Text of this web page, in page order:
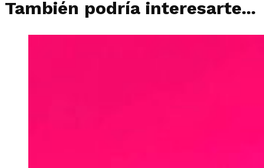
También podría interesarte...